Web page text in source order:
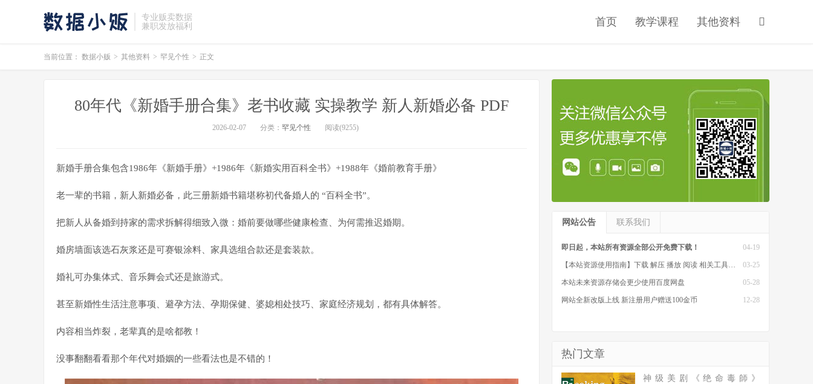
专业贩卖数据
兼职发放福利
首页 教学课程 其他资料
当前位置： 数据小贩 > 其他资料 > 罕见个性 > 正文
80年代《新婚手册合集》老书收藏 实操教学 新人新婚必备 PDF
2026-02-07 分类： 罕见个性 阅读(9255)
新婚手册合集包含1986年《新婚手册》+1986年《新婚实用百科全书》+1988年《婚前教育手册》
老一辈的书籍，新人新婚必备，此三册新婚书籍堪称初代备婚人的 “百科全书”。
把新人从备婚到持家的需求拆解得细致入微：婚前要做哪些健康检查、为何需推迟婚期。
婚房墙面该选石灰浆还是可赛银涂料、家具选组合款还是套装款。
婚礼可办集体式、音乐舞会式还是旅游式。
甚至新婚性生活注意事项、避孕方法、孕期保健、婆媳相处技巧、家庭经济规划，都有具体解答。
内容相当炸裂，老辈真的是啥都教！
没事翻翻看看那个年代对婚姻的一些看法也是不错的！
网站公告 联系我们
04-19
即日起，本站所有资源全部公开免费下载！
03-25
【本站资源使用指南】下载 解压 播放 阅读 相关工具软件
05-28
本站未来资源存储会更少使用百度网盘
12-28
网站全新改版上线 新注册用户赠送100金币
热门文章
神级美剧《绝命毒師》